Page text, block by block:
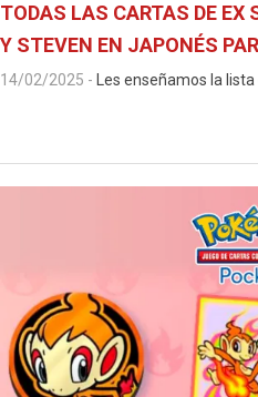
TODAS LAS CARTAS DE EX
Y STEVEN EN JAPONÉS
14/02/2025 - Les enseñamos la